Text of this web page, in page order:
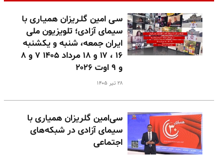
سـی امین گلـریزان همیـاری با
سیمای آزادی؛ تلویزیون ملی
ایران جمعه، شنبه و یکشنبه
۱۶ ، ۱۷ و ۱۸ مرداد ۱۴۰۵ ۷ و ۸
و ۹ اوت ۲۰۲۶
۲۸ تیر ۱۴۰۵
سی‌امین گلریزان همیاری با
سیمای آزادی در شبکه‌های
اجتماعی